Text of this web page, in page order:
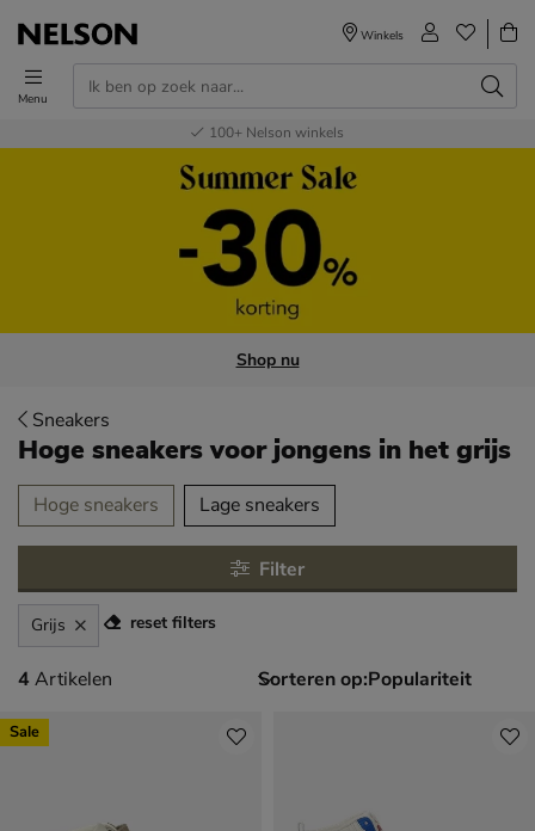
Menu
Winkels
Voor 23.00u besteld,volgende dag in huis
Gratisverzending en retour
Bestel nu,betaal later
100+ Nelson winkels
Shop nu
Sneakers
Hoge sneakers voor jongens in het grijs
over
Hoge sneakers Lage sneakers
Filter
Grijs reset filters
4 artikelen
4 Artikelen Sorteren op:
Sale